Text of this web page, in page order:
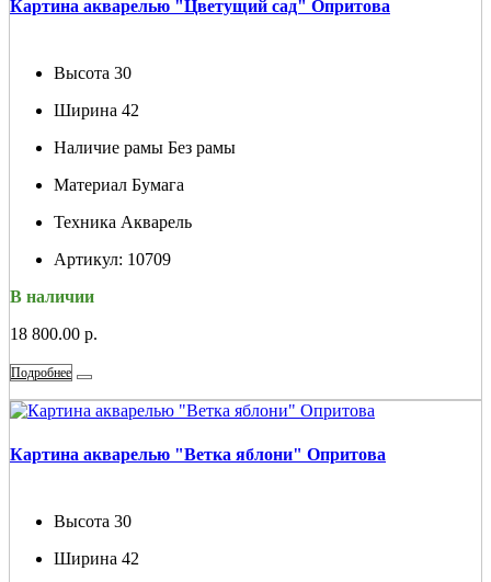
Картина акварелью "Цветущий сад" Опритова
Высота 30
Ширина 42
Наличие рамы Без рамы
Материал Бумага
Техника Акварель
Артикул: 10709
В наличии
18 800.00 р.
Подробнее
Картина акварелью "Ветка яблони" Опритова
Высота 30
Ширина 42